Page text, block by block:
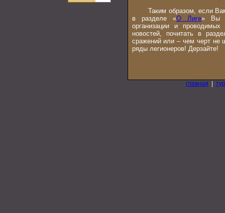
Таким образом, если Вам
в разделе «О Лиге» Вы
организации и
новостей, почитать в
сражений или – чем черт не
ряды легионеров! Дерзайте!
главная